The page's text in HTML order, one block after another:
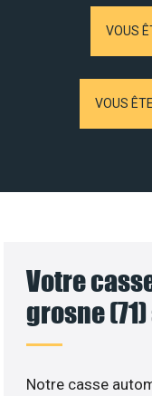
VOUS
VOUS
Votre
grosne
Notre casse